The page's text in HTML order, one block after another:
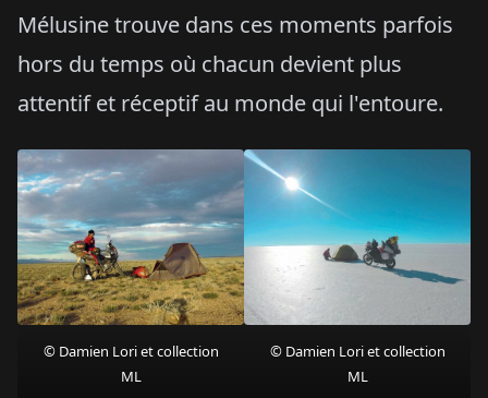
Mélusine trouve dans ces moments parfois
hors du temps où chacun devient plus
attentif et réceptif au monde qui l'entoure.
© Damien Lori et collection
ML
© Damien Lori et collection
ML